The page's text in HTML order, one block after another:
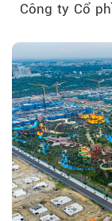
Công ty Cổ